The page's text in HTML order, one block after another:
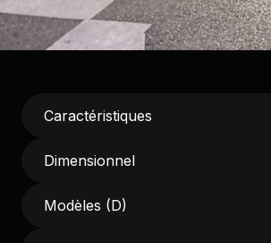
Caractéristiques
Dimensionnel
Modèles (D)